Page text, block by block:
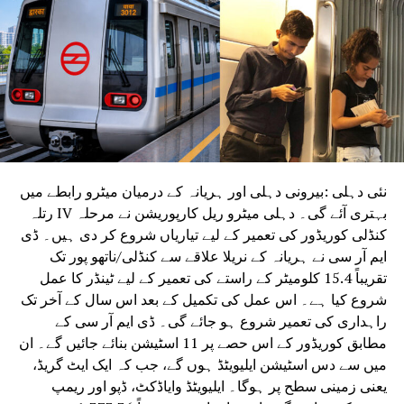
اسکولوں میں اس ماہ کے آخر تک چائلڈ پروٹیکشن کمیٹیاں بنائی
جائیں گی، اور اسکول کے عملے اور ہیڈ ٹرینرز کو POCSO ایکٹ
کے تحت تربیت دی جارہی ہے۔ پیر کو ایک سرکاری بیان میں
کہا گیا کہ دہلی کے لیفٹیننٹ گورنر ترنجیت سنگھ سندھو اور
وزیر اعلیٰ ریکھا گپتا نے جولائی کے مہینے میں منائے جانے والے
چائلڈ پروٹیکشن مہینے کے تحت مختلف پروگراموں، مہموں اور
حفاظتی اقدامات کا اعلیٰ سطحی جائزہ لیا۔بیان کے مطابق،
لیے تفصیلی معیاری آپریٹنگ طریقہ کار (SOPs) کو نافذ کرنے اور
والدین کے نمائندوں، محکمہ تعلیم، خواتین اور بچوں کی ترقی
کے محکمے، دہلی پولیس اور اسکولوں کے سربراہوں پر
مشتمل مشترکہ معائنہ ٹیموں کی تشکیل کی بھی ہدایت کی۔
نئی دہلی :بیرونی دہلی اور ہریانہ کے درمیان میٹرو رابطے میں
بہتری آئے گی۔ دہلی میٹرو ریل کارپوریشن نے مرحلہ IV رتلہ
کنڈلی کوریڈور کی تعمیر کے لیے تیاریاں شروع کر دی ہیں۔ ڈی
ایم آر سی نے ہریانہ کے نریلا علاقے سے کنڈلی/ناتھو پور تک
تقریباً 15.4 کلومیٹر کے راستے کی تعمیر کے لیے ٹینڈر کا عمل
شروع کیا ہے۔ اس عمل کی تکمیل کے بعد اس سال کے آخر تک
راہداری کی تعمیر شروع ہو جائے گی۔ ڈی ایم آر سی کے
مطابق کوریڈور کے اس حصے پر 11 اسٹیشن بنائے جائیں گے۔ ان
میں سے دس اسٹیشن ایلیویٹڈ ہوں گے، جب کہ ایک ایٹ گریڈ،
یعنی زمینی سطح پر ہوگا۔ ایلیویٹڈ وایاڈکٹ، ڈپو اور ریمپ